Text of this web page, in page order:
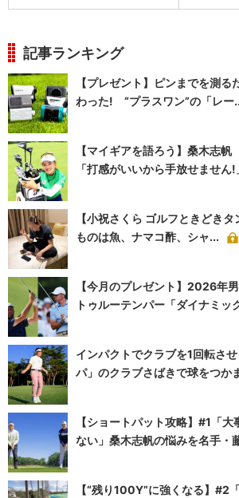
記事ランキング
【プレゼント】ピンまでを測
わった! “プラスワン”の「レー
【マイギアを語ろう】桑木志
「打感がいいから手放せません!
【小祝さくら ゴルフときどき
ものは魚、ナマコ酢、シャ...
【今月のプレゼント】2026年
トゥルーテンパー「ダイナミッ
インパクトでクラブを1回転さ
パ」のクラブさばきで球をつか
【ショートパット攻略】#1「
ない」桑木志帆の悩みを名手・
【“残り100Y”に強くなる】#2